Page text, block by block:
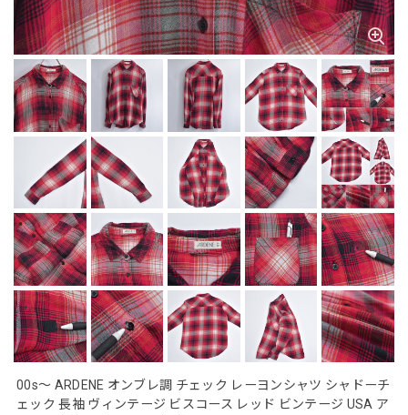
00s～ ARDENE オンブレ調 チェック レーヨンシャツ シャドーチ
ェック 長袖 ヴィンテージ ビスコース レッド ビンテージ USA ア